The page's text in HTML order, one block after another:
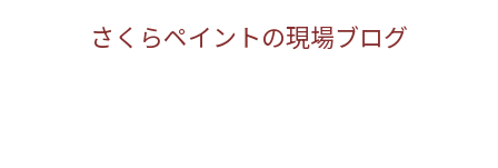
さくらペイントの現場ブログ